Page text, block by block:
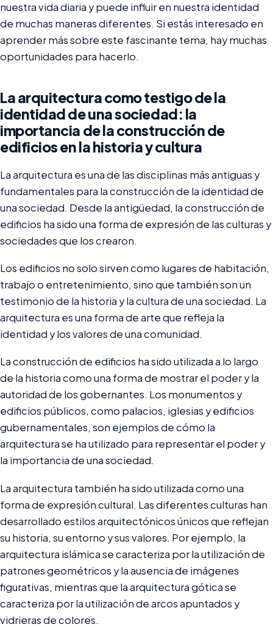
nuestra vida diaria y puede influir en nuestra identidad
de muchas maneras diferentes. Si estás interesado en
aprender más sobre este fascinante tema, hay muchas
oportunidades para hacerlo.
La arquitectura como testigo de la
identidad de una sociedad: la
importancia de la construcción de
edificios en la historia y cultura
La arquitectura es una de las disciplinas más antiguas y
fundamentales para la construcción de la identidad de
una sociedad. Desde la antigüedad, la construcción de
edificios ha sido una forma de expresión de las culturas y
sociedades que los crearon.
Los edificios no solo sirven como lugares de habitación,
trabajo o entretenimiento, sino que también son un
testimonio de la historia y la cultura de una sociedad. La
arquitectura es una forma de arte que refleja la
identidad y los valores de una comunidad.
La construcción de edificios ha sido utilizada a lo largo
de la historia como una forma de mostrar el poder y la
autoridad de los gobernantes. Los monumentos y
edificios públicos, como palacios, iglesias y edificios
gubernamentales, son ejemplos de cómo la
arquitectura se ha utilizado para representar el poder y
la importancia de una sociedad.
La arquitectura también ha sido utilizada como una
forma de expresión cultural. Las diferentes culturas han
desarrollado estilos arquitectónicos únicos que reflejan
su historia, su entorno y sus valores. Por ejemplo, la
arquitectura islámica se caracteriza por la utilización de
patrones geométricos y la ausencia de imágenes
figurativas, mientras que la arquitectura gótica se
caracteriza por la utilización de arcos apuntados y
vidrieras de colores.